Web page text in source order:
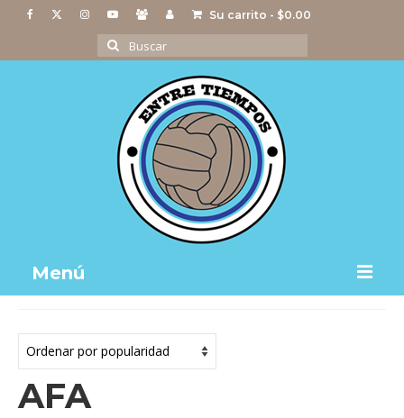
Su carrito - $0.00
Buscar
por:
Menú
Actividades
Imágenes
AFA